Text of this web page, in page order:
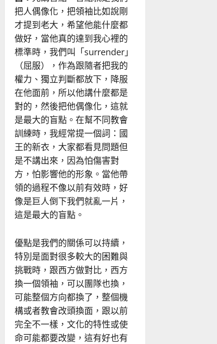
把人偶像化，把領袖比如說剛
才提到老大，希望他能什麼都
做好，當他真的達到我心裡的
標準時，我們叫「surrender」
（屈服），作為跟隨者把我的
權力、獨立判斷都放下，降服
在他面前，所以他講什麼都是
對的，然後把他偶像化，這就
是最大的盲點。在幫不同教會
訓練時，我經常提一個詞：國
王的新衣，大家都看見問題但
是不講出來，因為怕傷害對
方，怕影響他的形象。當他帶
領的過程不像以前有效時，好
像是巨人倒下我們就亂一片，
這是最大的盲點。
優點是我們的關係可以持續，
特別是面對很多較大的困難與
挑戰時，跟西方做對比，西方
換一個領袖，可以團隊也換，
可能整個方向都換了，整個機
構或者教會改頭換面，跟以前
完全不一樣，文化的特性或使
命可能都要改變，這有好也有